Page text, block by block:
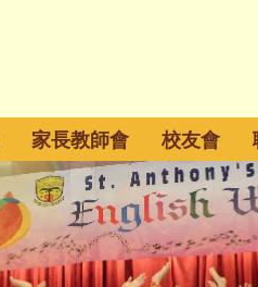
家長教師會 校友會